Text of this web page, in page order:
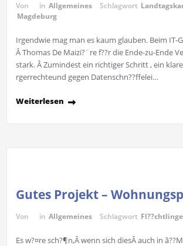
Von in Allgemeines Schlagwort
Magdeburg
Irgendwie mag man es kaum glauben. Beim IT-
Â Thomas De Maizi?¨re f??r die Ende-zu-Ende
stark. Â Zumindest ein richtiger Schritt , ein
rgerrechteund gegen Datenschn??ffelei…
Weiterlesen
Gutes Projekt –
Von in Allgemeines Schlagwort Fl??chtlinge
Es w?¤re sch?¶n,Â wenn sich diesÂ auch in